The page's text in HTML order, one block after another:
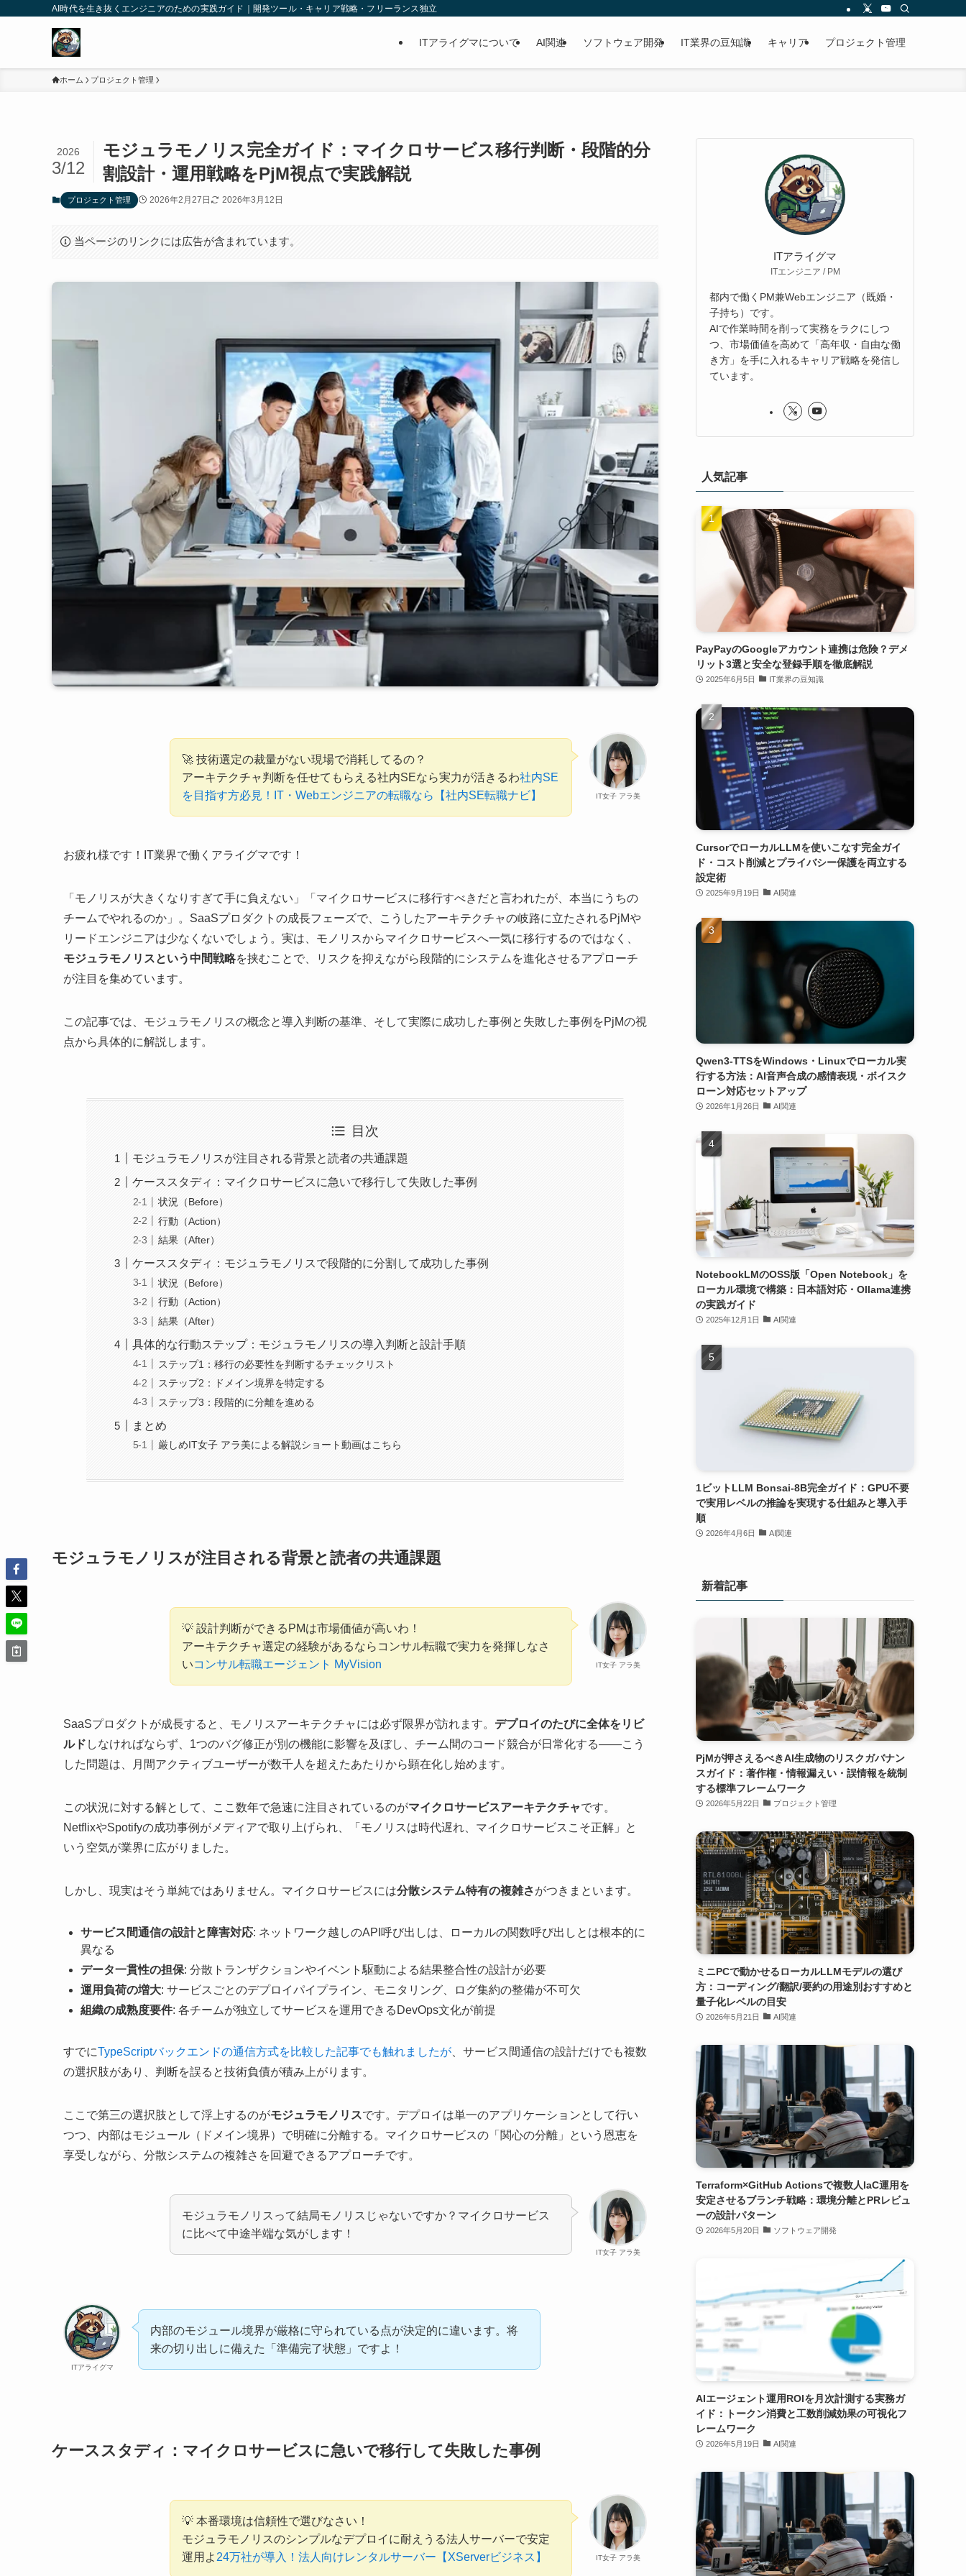
AI時代を生き抜くエンジニアのための実践ガイド｜開発ツール・キャリア戦略・フリーランス独立
ITアライグマについて AI関連 ソフトウェア開発 IT業界の豆知識 キャリア プロジェクト管理
ホーム プロジェクト管理
モジュラモノリス完全ガイド：マイクロサービス移行判断・段階的分
割設計・運用戦略をPjM視点で実践解説
2026
3/12
プロジェクト管理 2026年2月27日 2026年3月12日
当ページのリンクには広告が含まれています。
IT女子 アラ美
🚀 技術選定の裁量がない現場で消耗してるの？
アーキテクチャ判断を任せてもらえる社内SEなら実力が活きるわ社内SE
を目指す方必見！IT・Webエンジニアの転職なら【社内SE転職ナビ】
お疲れ様です！IT業界で働くアライグマです！
「モノリスが大きくなりすぎて手に負えない」「マイクロサービスに移行すべきだと言われたが、本当にうちの
チームでやれるのか」。SaaSプロダクトの成長フェーズで、こうしたアーキテクチャの岐路に立たされるPjMや
リードエンジニアは少なくないでしょう。実は、モノリスからマイクロサービスへ一気に移行するのではなく、
モジュラモノリスという中間戦略を挟むことで、リスクを抑えながら段階的にシステムを進化させるアプローチ
が注目を集めています。
この記事では、モジュラモノリスの概念と導入判断の基準、そして実際に成功した事例と失敗した事例をPjMの視
点から具体的に解説します。
目次
モジュラモノリスが注目される背景と読者の共通課題
ケーススタディ：マイクロサービスに急いで移行して失敗した事例
状況（Before）
行動（Action）
結果（After）
ケーススタディ：モジュラモノリスで段階的に分割して成功した事例
状況（Before）
行動（Action）
結果（After）
具体的な行動ステップ：モジュラモノリスの導入判断と設計手順
ステップ1：移行の必要性を判断するチェックリスト
ステップ2：ドメイン境界を特定する
ステップ3：段階的に分離を進める
まとめ
厳しめIT女子 アラ美による解説ショート動画はこちら
モジュラモノリスが注目される背景と読者の共通課題
IT女子 アラ美
💡 設計判断ができるPMは市場価値が高いわ！
アーキテクチャ選定の経験があるならコンサル転職で実力を発揮しなさ
いコンサル転職エージェント MyVision
SaaSプロダクトが成長すると、モノリスアーキテクチャには必ず限界が訪れます。 デプロイのたびに全体をリビ
ルド しなければならず、1つのバグ修正が別の機能に影響を及ぼし、チーム間のコード競合が日常化する——こう
した問題は、月間アクティブユーザーが数千人を超えたあたりから顕在化し始めます。
この状況に対する解として、ここ数年で急速に注目されているのがマイクロサービスアーキテクチャです。
NetflixやSpotifyの成功事例がメディアで取り上げられ、「モノリスは時代遅れ、マイクロサービスこそ正解」と
いう空気が業界に広がりました。
しかし、現実はそう単純ではありません。マイクロサービスには分散システム特有の複雑さがつきまといます。
サービス間通信の設計と障害対応: ネットワーク越しのAPI呼び出しは、ローカルの関数呼び出しとは根本的に
異なる
データ一貫性の担保: 分散トランザクションやイベント駆動による結果整合性の設計が必要
運用負荷の増大: サービスごとのデプロイパイプライン、モニタリング、ログ集約の整備が不可欠
組織の成熟度要件: 各チームが独立してサービスを運用できるDevOps文化が前提
すでにTypeScriptバックエンドの通信方式を比較した記事でも触れましたが 、サービス間通信の設計だけでも複数
の選択肢があり、判断を誤ると技術負債が積み上がります。
ここで第三の選択肢として浮上するのがモジュラモノリスです。デプロイは単一のアプリケーションとして行い
つつ、内部はモジュール（ドメイン境界）で明確に分離する。マイクロサービスの「関心の分離」という恩恵を
享受しながら、分散システムの複雑さを回避できるアプローチです。
IT女子 アラ美
モジュラモノリスって結局モノリスじゃないですか？マイクロサービス
に比べて中途半端な気がします！
ITアライグマ
内部のモジュール境界が厳格に守られている点が決定的に違います。将
来の切り出しに備えた「準備完了状態」ですよ！
ケーススタディ：マイクロサービスに急いで移行して失敗した事例
IT女子 アラ美
💡 本番環境は信頼性で選びなさい！
モジュラモノリスのシンプルなデプロイに耐えうる法人サーバーで安定
運用よ 24万社が導入！法人向けレンタルサーバー【XServerビジネス】
ITアライグマ
ITエンジニア / PM
都内で働くPM兼Webエンジニア（既婚・
子持ち）です。
AIで作業時間を削って実務をラクにしつ
つ、市場価値を高めて「高年収・自由な働
き方」を手に入れるキャリア戦略を発信し
ています。
人気記事
PayPayのGoogleアカウント連携は危険？デメ
リット3選と安全な登録手順を徹底解説
2025年6月5日 IT業界の豆知識
CursorでローカルLLMを使いこなす完全ガイ
ド・コスト削減とプライバシー保護を両立する
設定術
2025年9月19日 AI関連
Qwen3-TTSをWindows・Linuxでローカル実
行する方法：AI音声合成の感情表現・ボイスク
ローン対応セットアップ
2026年1月26日 AI関連
NotebookLMのOSS版「Open Notebook」を
ローカル環境で構築：日本語対応・Ollama連携
の実践ガイド
2025年12月1日 AI関連
1ビットLLM Bonsai-8B完全ガイド：GPU不要
で実用レベルの推論を実現する仕組みと導入手
順
2026年4月6日 AI関連
新着記事
PjMが押さえるべきAI生成物のリスクガバナン
スガイド：著作権・情報漏えい・誤情報を統制
する標準フレームワーク
2026年5月22日 プロジェクト管理
ミニPCで動かせるローカルLLMモデルの選び
方：コーディング/翻訳/要約の用途別おすすめと
量子化レベルの目安
2026年5月21日 AI関連
Terraform×GitHub Actionsで複数人IaC運用を
安定させるブランチ戦略：環境分離とPRレビュ
ーの設計パターン
2026年5月20日 ソフトウェア開発
AIエージェント運用ROIを月次計測する実務ガ
イド：トークン消費と工数削減効果の可視化フ
レームワーク
2026年5月19日 AI関連